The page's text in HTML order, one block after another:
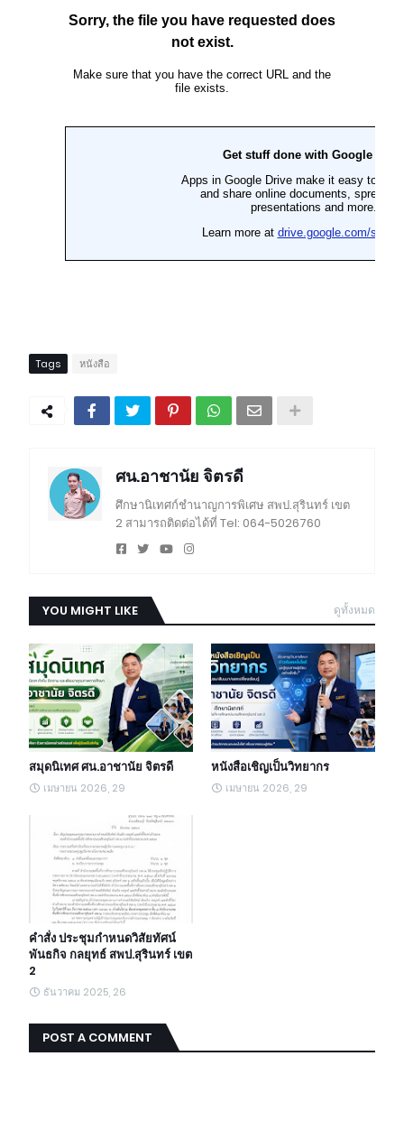
Tags หนังสือ
ศน.อาชานัย จิตรดี
ศึกษานิเทศก์ชำนาญการพิเศษ สพป.สุรินทร์ เขต
2 สามารถติดต่อได้ที่ Tel: 064-5026760
YOU MIGHT LIKE ดูทั้งหมด
สมุดนิเทศ ศน.อาชานัย จิตรดี
เมษายน 2026, 29
หนังสือเชิญเป็นวิทยากร
เมษายน 2026, 29
คำสั่ง ประชุมกำหนดวิสัยทัศน์
พันธกิจ กลยุทธ์ สพป.สุรินทร์ เขต
2
ธันวาคม 2025, 26
POST A COMMENT